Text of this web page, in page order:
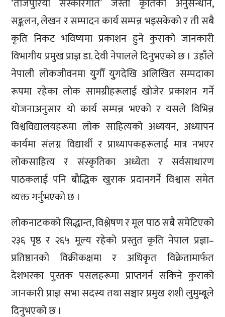
सङ्कलन, लेखन र सम्पादन कार्य सम्पन्न भइसकेको र ती सबै
कृति निकट भविष्यमा प्रकाशन हुने कुराको जानकारी
विभागीय प्रमुख प्राज्ञ डा. देवी नेपालले दिनुभएको छ । उहाँले
नेपाली लोकजीवनमा युुगौँ युुगदेखि अलिखित सम्पदाका
रूपमा रहेका लोक सामग्रीहरूलाई खोजेर प्रकाशन गर्ने
योजनाअनुसार यो कार्य सम्पन्न भएको र यसले विभिन्न
विश्वविद्यालयहरूमा लोक साहित्यको अध्ययन, अध्यापन
कार्यमा संलग्न विद्यार्थी र प्राध्यापकहरूलाई मात्र नभएर
लोकसाहित्य र संस्कृतिका अध्येता र सर्वसाधारण
पाठकलाई पनि बौद्धिक खुराक प्रदानगर्ने विश्वास समेत
व्यक्त गर्नुभएको छ ।
लोकनाटकको सिद्धान्त, विश्लेषण र मूल पाठ सबै समेटिएको
२३६ पृष्ठ र २६५ मूल्य रहेको प्रस्तुत कृति नेपाल प्रज्ञा–
प्रतिष्ठानको विक्रीकक्षमा र अधिकृत विक्रेतामार्फत
देशभरका पुस्तक पसलहरूमा प्राप्तगर्न सकिने कुराको
जानकारी प्राज्ञ सभा सदस्य तथा सञ्चार प्रमुख शशी लुमुम्बूूले
दिनुभएको छ ।